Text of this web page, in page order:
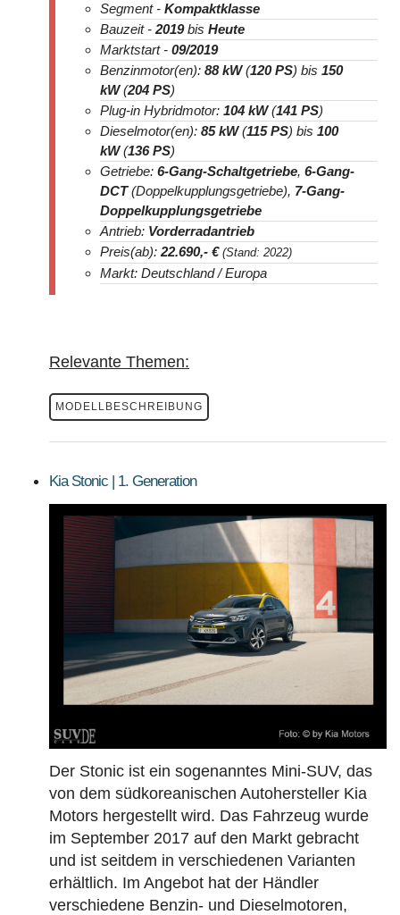
Segment - Kompaktklasse
Bauzeit - 2019bis Heute
Marktstart - 09/2019
Benzinmotor(en): 88 kW(120 PS) bis 150
kW(204 PS)
Plug-in Hybridmotor: 104 kW(141 PS)
Dieselmotor(en): 85 kW(115 PS) bis 100
kW(136 PS)
Getriebe: 6-Gang-Schaltgetriebe, 6-Gang-
DCT(Doppelkupplungsgetriebe), 7-Gang-
Doppelkupplungsgetriebe
Antrieb: Vorderradantrieb
Preis(ab): 22.690,- € (Stand: 2022)
Markt: Deutschland / Europa
Relevante Themen:
MODELLBESCHREIBUNG
Kia Stonic | 1. Generation
Der Stonic ist ein sogenanntes Mini-SUV, das
von dem südkoreanischen Autohersteller Kia
Motors hergestellt wird. Das Fahrzeug wurde
im September 2017 auf den Markt gebracht
und ist seitdem in verschiedenen Varianten
erhältlich. Im Angebot hat der Händler
verschiedene Benzin- und Dieselmotoren,